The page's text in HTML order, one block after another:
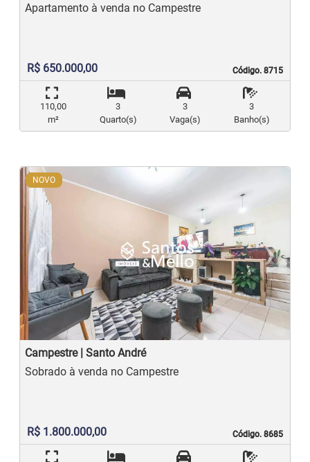
Código. 8715
Código. 8715
Apartamento à venda no Campestre
R$ 650.000,00
110,00
m²
3
Quarto(s)
3
Vaga(s)
3
Banho(s)
NOVO
‹
Previous
›
Campestre | Santo André
Código. 8685
Código. 8685
Sobrado à venda no Campestre
R$ 1.800.000,00